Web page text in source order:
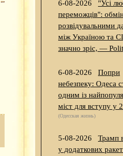
6-08-2026
"Усі
переможців":
розвідувальними
між Україною та
значно зріс, —
6-08-2026
Попри
небезпеку: Одеса
одним із
міст для вступу у
(Одесская жизнь)
5-08-2026
Трамп
у додаткових